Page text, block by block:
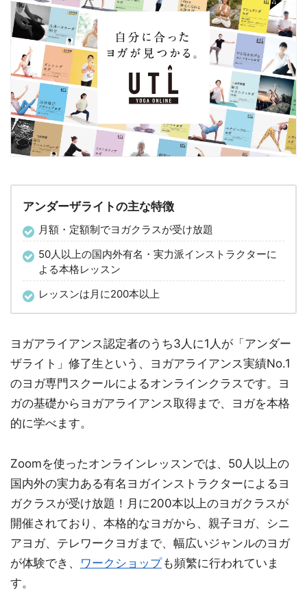
アンダーザライトの主な特徴
月額・定額制でヨガクラスが受け放題
50人以上の国内外有名・実力派インストラクターに
よる本格レッスン
レッスンは月に200本以上
ヨガアライアンス認定者のうち3人に1人が「アンダー
ザライト」修了生という、ヨガアライアンス実績No.1
のヨガ専門スクールによるオンラインクラスです。ヨ
ガの基礎からヨガアライアンス取得まで、ヨガを本格
的に学べます。
Zoomを使ったオンラインレッスンでは、50人以上の
国内外の実力ある有名ヨガインストラクターによるヨ
ガクラスが受け放題！月に200本以上のヨガクラスが
開催されており、本格的なヨガから、親子ヨガ、シニ
アヨガ、テレワークヨガまで、幅広いジャンルのヨガ
が体験でき、 ワークショップ も頻繁に行われていま
す。